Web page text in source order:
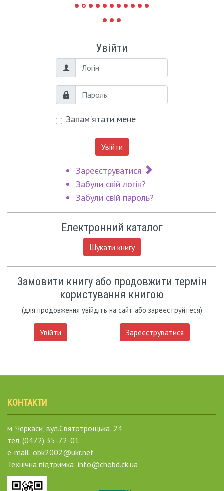
Увійти
Логін
Пароль
Запам'ятати мене
Увійти
Зареєструватися
Забули свій логін?
Забули свій пароль?
Електронний каталог
Шукати книгу
Замовити книгу або продовжити термін
користування книгою
(для продовження увійдіть на сайт або зареєструйтеся)
Увійти Зареєструватися
КОНТАКТИ
м. Черкаси, вул.Святотроїцька, 24
тел. (0472) 35-72-01
e-mail: obk2002@ukr.net
Технічна підтримка: info@chobd.ck.ua